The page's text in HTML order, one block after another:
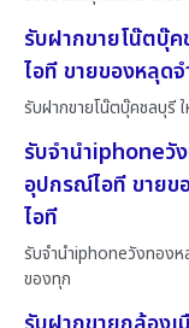
รับฝากขายโน๊ตบุ๊
ไอที ขายของหลุด
รับฝากขายโน๊ตบุ๊คชลบุรี
รับจำนำiphoneวั
อุปกรณ์ไอที ขายข
ไอที
รับจำนำiphoneวังทองห
ของทุก